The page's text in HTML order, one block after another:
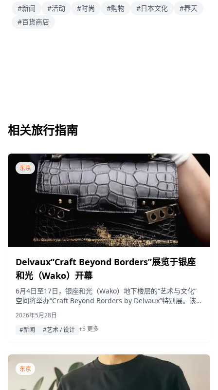
#新闻 #活动 #时尚 #购物 #日本文化
#春天
#百货商店
相关旅行指南
东京
Delvaux“Craft Beyond Borders”展览于银座
和光（Wako）开幕
6月4日至17日，银座和光（Wako）地下楼层的“艺术与文化”
空间将举办“Craft Beyond Borders by Delvaux”特别展。该
展览呈现了比利时与日本工艺的融合之作，这也是该系列首次
在日本公开亮相。
2026年5月28日
#新闻
#艺术 / 设计 +5 更多
东京